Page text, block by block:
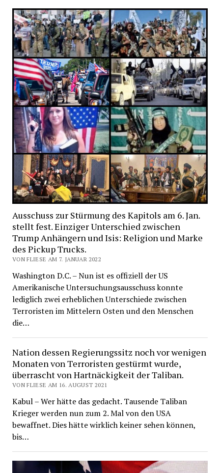
Ausschuss zur Stürmung des Kapitols am 6. Jan.
stellt fest. Einziger Unterschied zwischen
Trump Anhängern und Isis: Religion und Marke
des Pickup Trucks.
VON FLIESE AM 7. JANUAR 2022
Washington D.C. – Nun ist es offiziell der US
Amerikanische Untersuchungsausschuss konnte
lediglich zwei erheblichen Unterschiede zwischen
Terroristen im Mittelern Osten und den Menschen
die…
Nation dessen Regierungssitz noch vor wenigen
Monaten von Terroristen gestürmt wurde,
überrascht von Hartnäckigkeit der Taliban.
VON FLIESE AM 16. AUGUST 2021
Kabul – Wer hätte das gedacht. Tausende Taliban
Krieger werden nun zum 2. Mal von den USA
bewaffnet. Dies hätte wirklich keiner sehen können,
bis…